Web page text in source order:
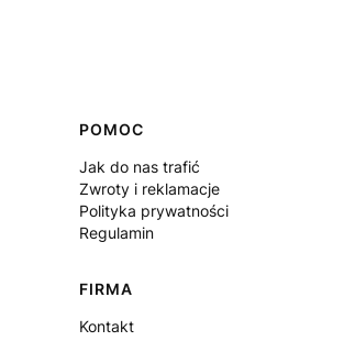
Linki w stopce
POMOC
Jak do nas trafić
Zwroty i reklamacje
Polityka prywatności
Regulamin
FIRMA
Kontakt